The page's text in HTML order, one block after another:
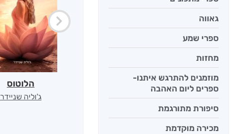
גאווה
ספרי שמע
מחזות
מוזמנים להתרגש איתנו-
ספרים ליום האהבה
סיפורת מתורגמת
מכירה מוקדמת
הלוטוס
ג'וליה שניידר